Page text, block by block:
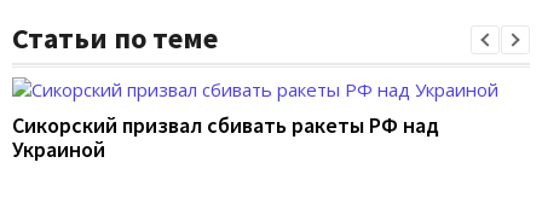
Статьи по теме
Сикорский призвал сбивать ракеты РФ над
Украиной